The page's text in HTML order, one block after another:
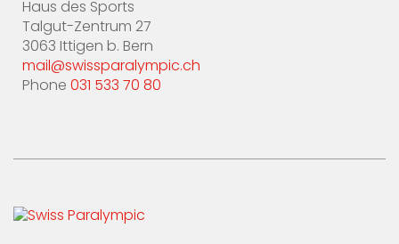
Haus des Sports
Talgut-Zentrum 27
3063 Ittigen b. Bern
mail@swissparalympic.ch
Phone 031 533 70 80